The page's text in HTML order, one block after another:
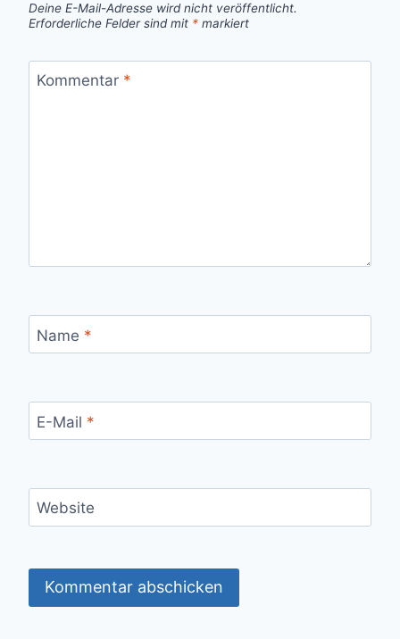
Deine E-Mail-Adresse wird nicht veröffentlicht.
Erforderliche Felder sind mit * markiert
Kommentar *
Name *
E-Mail *
Website